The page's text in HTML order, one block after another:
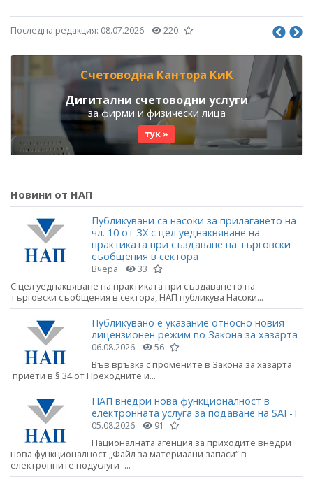
Последна редакция: 08.07.2026 220
Счетоводна Кантора КиК
Дигитални счетоводни услуги
за фирми и физически лица
тук »
Новини от НАП
Публикувани са насоки за прилагането на
чл. 10 от ЗХ с цел уеднаквяване на
практиката при създаване на търговски
съобщения в сектора
Вчера 33
С цел уеднаквяване на практиката при създаването на
търговски съобщения в сектора, НАП публикува Насоки...
Публикувано е указание относно новия
лицензионен режим по Закона за хазарта
06.08.2026 56
Във връзка с промените в Закона за хазарта
приети в § 34 от Преходните и...
НАП внедри нова функционалност в
електронната услуга за подаване на SAF-T
05.08.2026 91
Националната агенция за приходите внедри
нова функционалност „Файл за материални запаси“ в
електронните подуслуги -...